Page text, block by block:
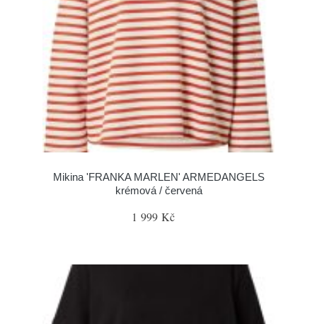
Mikina 'FRANKA MARLEN' ARMEDANGELS
krémová / červená
1 999 Kč